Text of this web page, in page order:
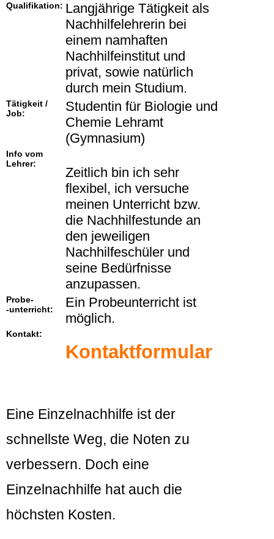
Qualifikation: Langjährige Tätigkeit als
Nachhilfelehrerin bei
einem namhaften
Nachhilfeinstitut und
privat, sowie natürlich
durch mein Studium.
Tätigkeit /
Job:
Studentin für Biologie und
Chemie Lehramt
(Gymnasium)
Info vom
Lehrer:
Zeitlich bin ich sehr
flexibel, ich versuche
meinen Unterricht bzw.
die Nachhilfestunde an
den jeweiligen
Nachhilfeschüler und
seine Bedürfnisse
anzupassen.
Probe-
-unterricht:
Ein Probeunterricht ist
möglich.
Kontakt:
Kontaktformular
Eine Einzelnachhilfe ist der
schnellste Weg, die Noten zu
verbessern. Doch eine
Einzelnachhilfe hat auch die
höchsten Kosten.